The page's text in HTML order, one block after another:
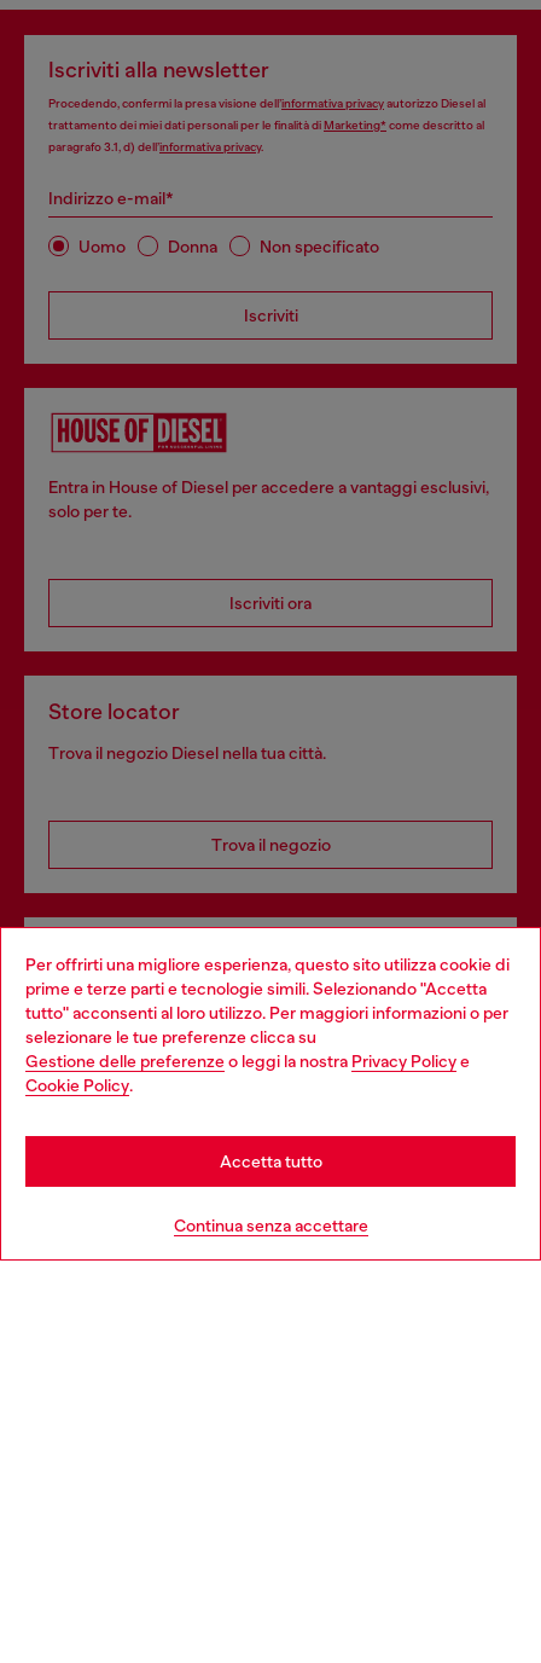
Per offrirti una migliore esperienza, questo sito utilizza cookie di
prime e terze parti e tecnologie simili. Selezionando "Accetta
tutto" acconsenti al loro utilizzo. Per maggiori informazioni o per
selezionare le tue preferenze clicca su
Gestione delle preferenzeo leggi la nostra Privacy Policye
Cookie Policy.
Continua senza accettare
Accetta tutto
Iscriviti alla newsletter
Procedendo, confermi la presa visione dell’informativa privacyautorizzo Diesel al
trattamento dei miei dati personali per le finalità diMarketing*come descritto al
paragrafo 3.1, d) dell’informativa privacy.
Indirizzo e-mail*
Uomo Donna Non specificato
Iscriviti
Entra in House of Diesel per accedere a vantaggi esclusivi,
solo per te.
Iscriviti ora
Store locator
Trova il negozio Diesel nella tua città.
Trova il negozio
Servizi omnicanale
Scopri tutti i nostri servizi, online e in negozio.
Choose your location
You are currently browsing Svizzera website, but it seems you
may be based in United States